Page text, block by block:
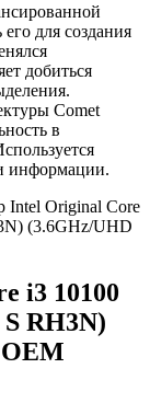
для создания
добиться
Comet
в
информации.
Intel Original Core
(3.6GHz/UHD
i3 10100
S RH3N)